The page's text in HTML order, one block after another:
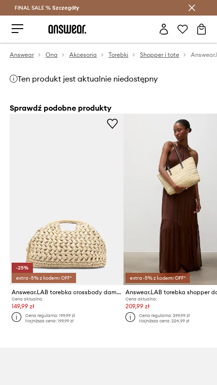
Oszczędzaj z Answear Club >
FINAL SALE % Szczegóły
Answear Ona Akcesoria Torebki Shopper i tote
Ten produkt jest aktualnie niedostępny
Sprawdź podobne produkty
-25%
extra -5% z kodem: OFF*
Answear.LAB torebka crossbody damska
Cena aktualna:
149,99 zł
Cena regularna:199,99 zł
Najniższa cena:199,99 zł
extra -5% z kodem: OFF*
Cena aktualna:
209,99 zł
Cena regularna: 299,99 zł
Najniższa cena: 224,99 zł